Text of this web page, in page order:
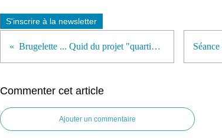
S'inscrire à la newsletter
Brugelette ... Quid du projet "quartier nouveau" ?
Commenter cet article
Ajouter un commentaire